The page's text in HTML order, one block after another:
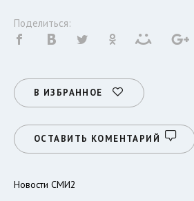
Поделиться:
В ИЗБРАННОЕ
ОСТАВИТЬ КОМЕНТАРИЙ
Новости СМИ2